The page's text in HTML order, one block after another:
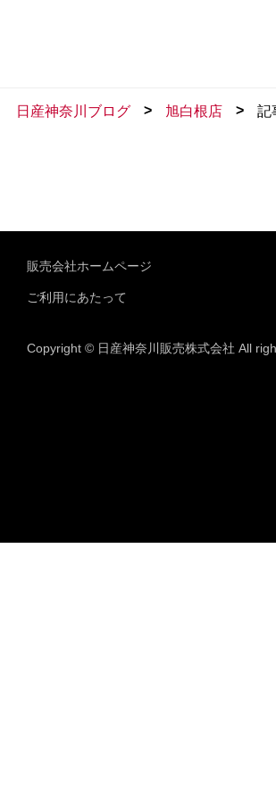
日産神奈川ブログ > 旭白根店 > 記
販売会社ホームページ
ご利用にあたって
Copyright © 日産神奈川販売株式会社 All